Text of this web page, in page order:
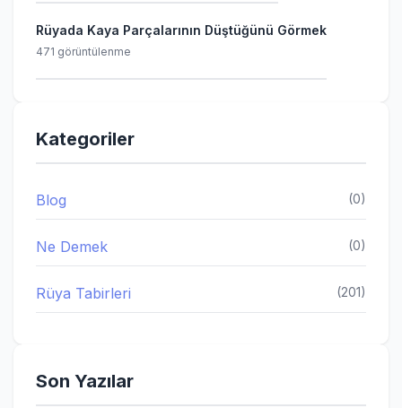
Rüyada Kaya Parçalarının Düştüğünü Görmek
471 görüntülenme
Kategoriler
Blog (0)
Ne Demek (0)
Rüya Tabirleri (201)
Son Yazılar